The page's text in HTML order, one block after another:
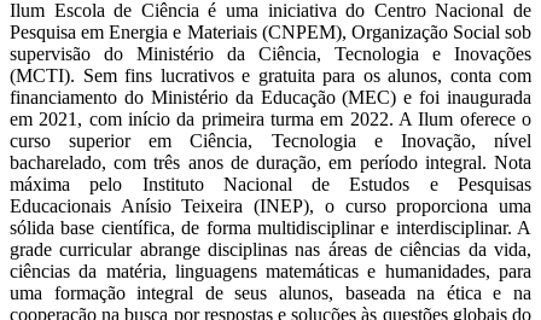
Ilum Escola de Ciência é uma iniciativa do Centro Nacional de
Pesquisa em Energia e Materiais (CNPEM), Organização Social sob
supervisão do Ministério da Ciência, Tecnologia e Inovações
(MCTI). Sem fins lucrativos e gratuita para os alunos, conta com
financiamento do Ministério da Educação (MEC) e foi inaugurada
em 2021, com início da primeira turma em 2022. A Ilum oferece o
curso superior em Ciência, Tecnologia e Inovação, nível
bacharelado, com três anos de duração, em período integral. Nota
máxima pelo Instituto Nacional de Estudos e Pesquisas
Educacionais Anísio Teixeira (INEP), o curso proporciona uma
sólida base científica, de forma multidisciplinar e interdisciplinar. A
grade curricular abrange disciplinas nas áreas de ciências da vida,
ciências da matéria, linguagens matemáticas e humanidades, para
uma formação integral de seus alunos, baseada na ética e na
cooperação na busca por respostas e soluções às questões globais do